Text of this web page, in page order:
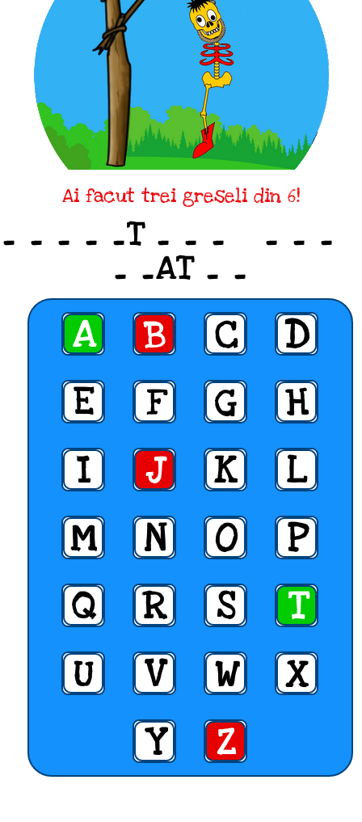
Ai facut trei greseli din 6!
_ _ _ _ _T _ _ _ _ _ _
_ _AT _ _
A B C
D
E
F G
H
I
J K
L
M
N O
P
Q
R S
T
U
V W
X
Y
Z